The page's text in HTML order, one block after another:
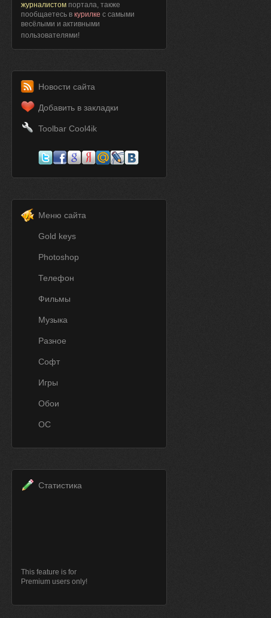
журналистом портала, также
пообщаетесь в курилке с самыми
весёлыми и активными
пользователями!
Новости сайта
Добавить в закладки
Toolbar Cool4ik
Меню сайта
Gold keys
Photoshop
Телефон
Фильмы
Музыка
Разное
Софт
Игры
Обои
ОС
Статистика
This feature is for
Premium users only!